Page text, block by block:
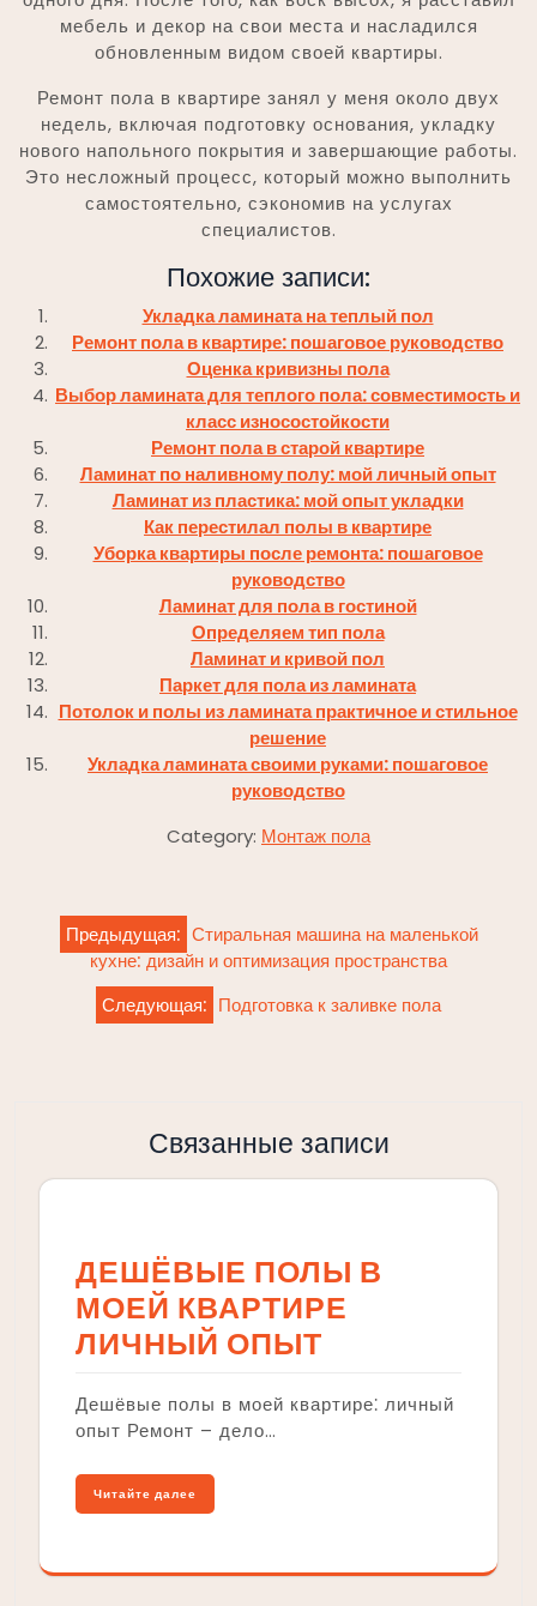
мебель и декор на свои места и насладился
обновленным видом своей квартиры.
Ремонт пола в квартире занял у меня около двух
недель, включая подготовку основания, укладку
нового напольного покрытия и завершающие работы.
Это несложный процесс, который можно выполнить
самостоятельно, сэкономив на услугах
специалистов.
Похожие записи:
Укладка ламината на теплый пол
Ремонт пола в квартире: пошаговое руководство
Оценка кривизны пола
Выбор ламината для теплого пола: совместимость и
класс износостойкости
Ремонт пола в старой квартире
Ламинат по наливному полу: мой личный опыт
Ламинат из пластика: мой опыт укладки
Как перестилал полы в квартире
Уборка квартиры после ремонта: пошаговое
руководство
Ламинат для пола в гостиной
Определяем тип пола
Ламинат и кривой пол
Паркет для пола из ламината
Потолок и полы из ламината практичное и стильное
решение
Укладка ламината своими руками: пошаговое
руководство
Category: Монтаж пола
Навигация
записям
Предыдущая: Стиральная машина на маленькой
кухне: дизайн и оптимизация пространства
Следующая: Подготовка к заливке пола
Связанные записи
ДЕШЁВЫЕ ПОЛЫ В
МОЕЙ КВАРТИРЕ
ЛИЧНЫЙ ОПЫТ
Дешёвые полы в моей квартире⁚ личный
опыт Ремонт – дело…
Читайте далее